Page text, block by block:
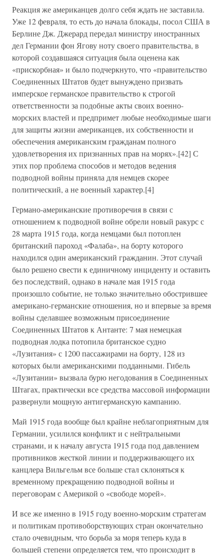
Реакция же американцев долго себя ждать не заставила.
Уже 12 февраля, то есть до начала блокады, посол США в
Берлине Дж. Джерард передал министру иностранных
дел Германии фон Ягову ноту своего правительства, в
которой создавшаяся ситуация была оценена как
«прискорбная» и было подчеркнуто, что «правительство
Соединенных Штатов будет вынуждено призвать
имперское германское правительство к строгой
ответственности за подобные акты своих военно-
морских властей и предпримет любые необходимые шаги
для защиты жизни американцев, их собственности и
обеспечения американским гражданам полного
удовлетворения их признанных прав на морях».[42] С
этих пор проблема способов и методов ведения
подводной войны приняла для немцев скорее
политический, а не военный характер.[4]
Германо-американские противоречия в связи с
отношением к подводной войне обрели новый ракурс с
28 марта 1915 года, когда немцами был потоплен
британский пароход «Фалаба», на борту которого
находился один американский гражданин. Этот случай
было решено свести к единичному инциденту и оставить
без последствий, однако в начале мая 1915 года
произошло событие, не только значительно обострившее
американо-германские отношения, но и впервые за время
войны сделавшее возможным присоединение
Соединенных Штатов к Антанте: 7 мая немецкая
подводная лодка потопила британское судно
«Лузитания» с 1200 пассажирами на борту, 128 из
которых были американскими подданными. Гибель
«Лузитании» вызвала бурю негодования в Соединенных
Штагах, практически все средства массовой информации
развернули мощную антигерманскую кампанию.
Май 1915 года вообще был крайне неблагоприятным для
Германии, усилился конфликт и с нейтральными
странами, и к началу августа 1915 года под давлением
противников жесткой линии и поддерживающего их
канцлера Вильгельм все больше стал склоняться к
временному прекращению подводной войны и
переговорам с Америкой о «свободе морей».
И все же именно в 1915 году военно-морским стратегам
и политикам противоборствующих стран окончательно
стало очевидным, что борьба за моря теперь куда в
большей степени определяется тем, что происходит в